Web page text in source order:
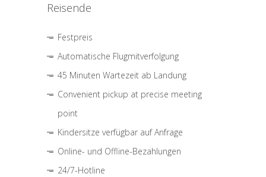
Reisende
Festpreis
Automatische Flugmitverfolgung
45 Minuten Wartezeit ab Landung
Convenient pickup at precise meeting
point
Kindersitze verfügbar auf Anfrage
Online- und Offline-Bezahlungen
24/7-Hotline